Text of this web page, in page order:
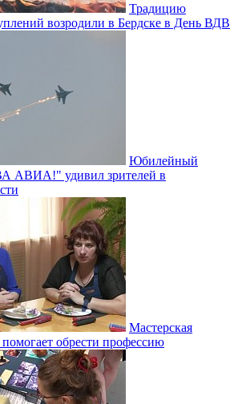
Традицию
возродили в Бердске в День ВДВ
Юбилейный
АВИА!" удивил зрителей в
Мастерская
обрести профессию